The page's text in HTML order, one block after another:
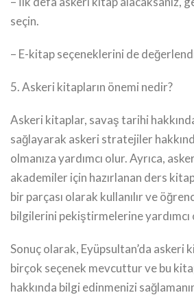
seçin.
– E-kitap seçeneklerini de
5. Askeri kitapların önemi nedir?
Askeri kitaplar, savaş tarihi
sağlayarak askeri stratejiler
olmanıza yardımcı olur. Ayrıca,
akademiler için hazırlanan ders
bir parçası olarak kullanılır ve
bilgilerini pekiştirmelerine yardımcı
Sonuç olarak, Eyüpsultan’da askeri
birçok seçenek mevcuttur ve bu
hakkında bilgi edinmenizi